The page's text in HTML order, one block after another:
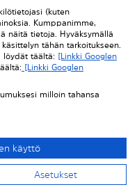
(kuten
Kumppanimme,
näitä tietoja. Hyväksymällä
tähän tarkoitukseen.
löydät täältä: [Linkki Googlen
[Linkki Googlen
milloin tahansa
käyttö
Asetukset